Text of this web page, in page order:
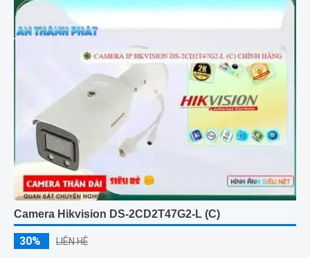
Camera Hikvision DS-2CD2T47G2-L (C)
30% LIÊN HỆ